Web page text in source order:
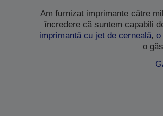
Am furnizat imprimante către
încredere că suntem capabili
imprimantă cu jet de cerneală, o
o